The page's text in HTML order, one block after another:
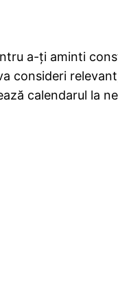
a-ți aminti
consideri
calendarul la